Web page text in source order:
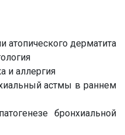
атопического дерматита
и аллергия
астмы в раннем
бронхиальной